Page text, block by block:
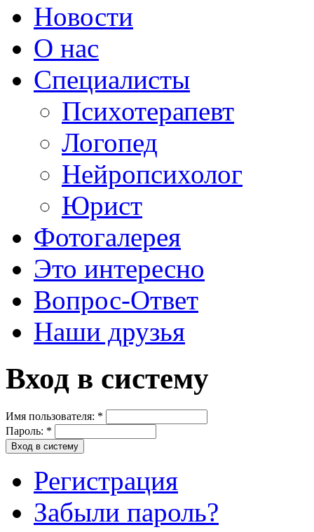
Новости
О нас
Специалисты
Психотерапевт
Логопед
Нейропсихолог
Юрист
Фотогалерея
Это интересно
Вопрос-Ответ
Наши друзья
Вход в систему
Имя пользователя: *
Пароль: *
Регистрация
Забыли пароль?